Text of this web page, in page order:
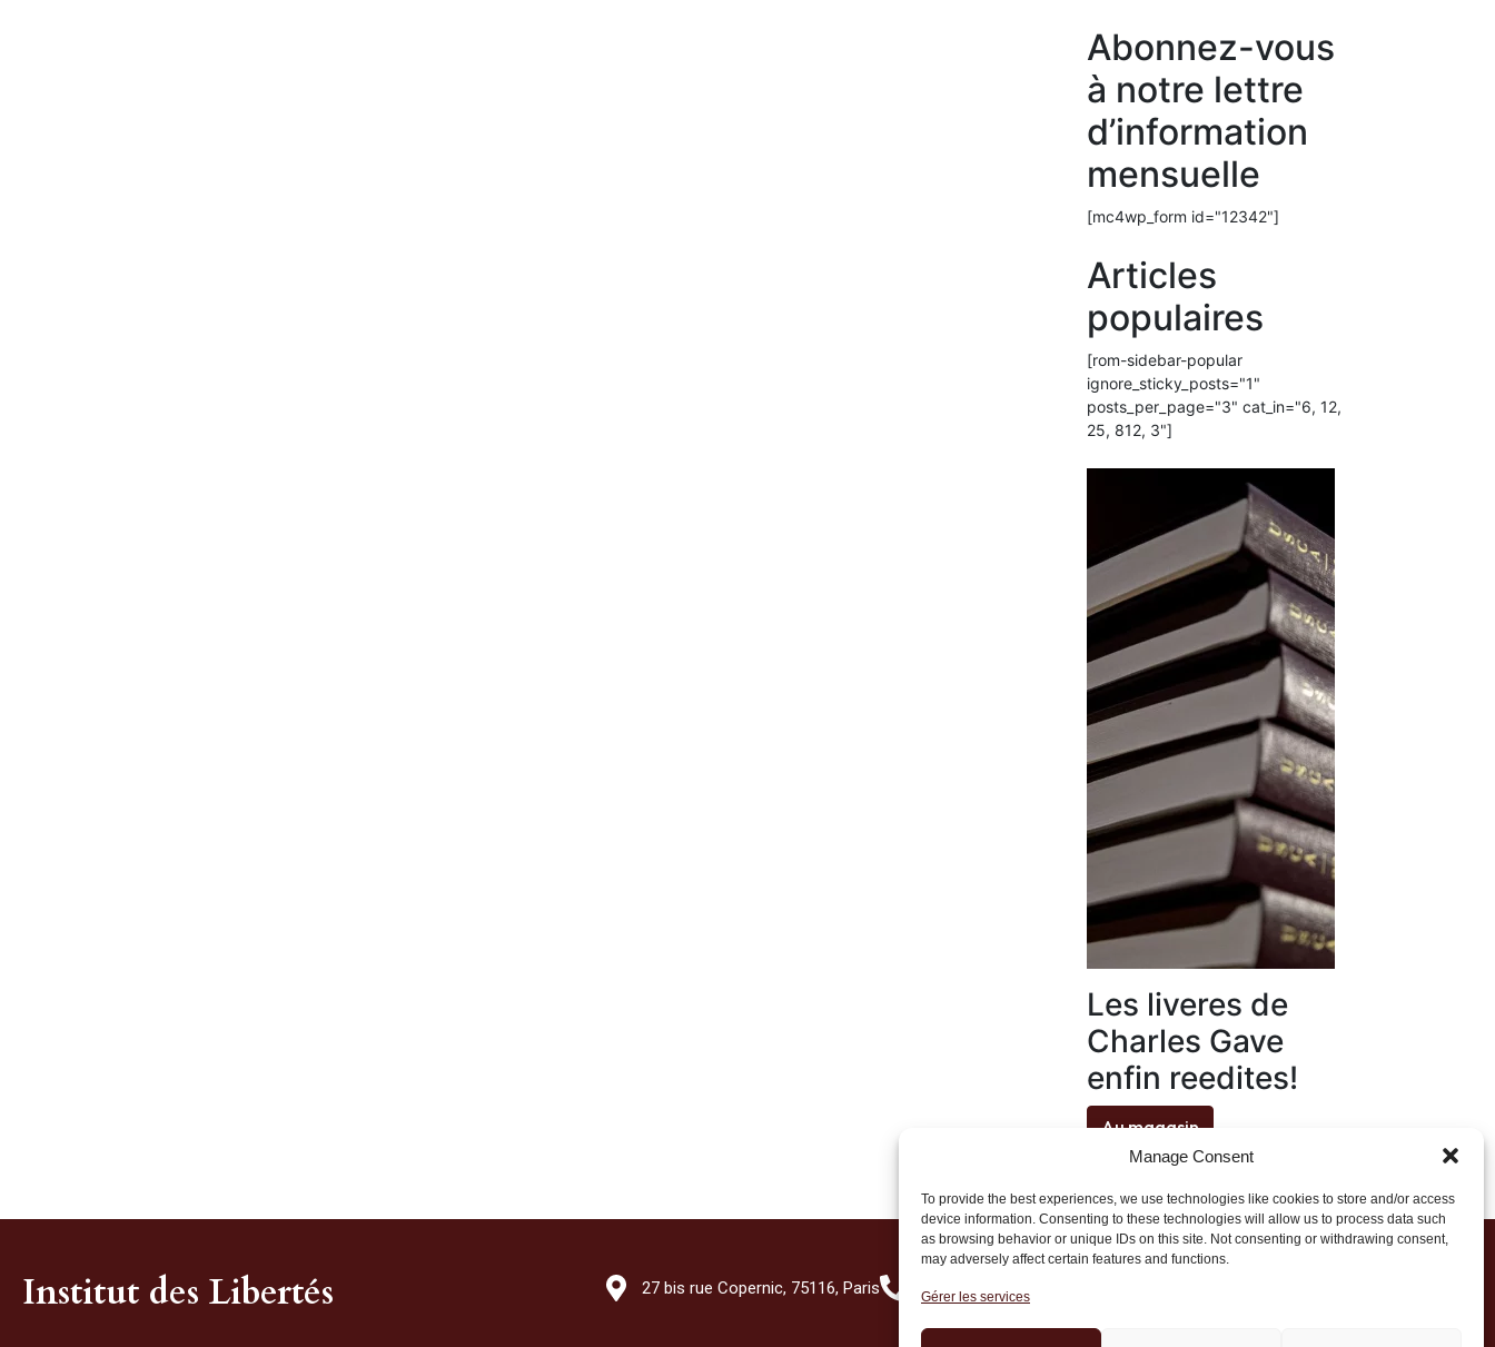
Manage Consent
To provide the best experiences, we use technologies like cookies to store and/or access
device information. Consenting to these technologies will allow us to process data such
as browsing behavior or unique IDs on this site. Not consenting or withdrawing consent,
may adversely affect certain features and functions.
Gérer les services
Abonnez-vous
à notre lettre
d’information
mensuelle
[mc4wp_form id="12342"]
Articles
populaires
[rom-sidebar-popular
ignore_sticky_posts="1"
posts_per_page="3" cat_in="6, 12,
25, 812, 3"]
Les liveres de
Charles Gave
enfin reedites!
Au magasin
Institut des Libertés 27 bis rue Copernic, 75116, Paris +33 (0)1 71 20 45 39